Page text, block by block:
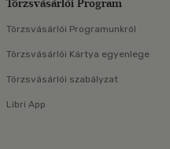
Törzsvásárlói Program
Törzsvásárlói Programunkról
Törzsvásárlói Kártya egyenlege
Törzsvásárlói szabályzat
Libri App